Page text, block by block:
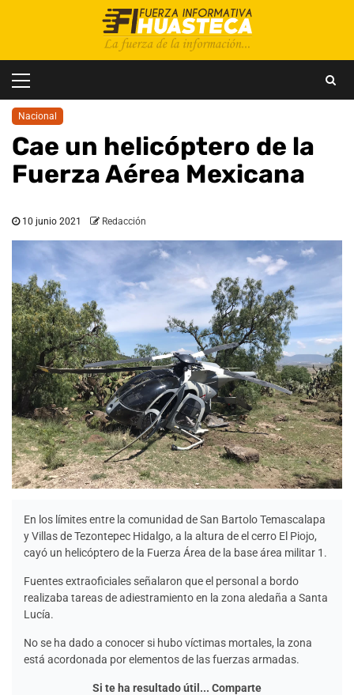
principal
Nacional
Cae un helicóptero de la
Fuerza Aérea Mexicana
10 junio 2021 Redacción
En los límites entre la comunidad de San Bartolo Temascalapa
y Villas de Tezontepec Hidalgo, a la altura de el cerro El Piojo,
cayó un helicóptero de la Fuerza Área de la base área militar 1.
Fuentes extraoficiales señalaron que el personal a bordo
realizaba tareas de adiestramiento en la zona aledaña a Santa
Lucía.
No se ha dado a conocer si hubo víctimas mortales, la zona
está acordonada por elementos de las fuerzas armadas.
Si te ha resultado útil... Comparte